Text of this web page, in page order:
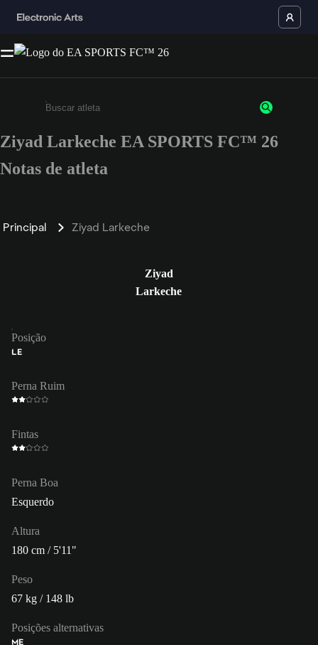
Insira pelo menos 3 caracteres ou números
Ziyad Larkeche EA SPORTS FC™ 26
Notas de atleta
Principal Ziyad Larkeche
Ziyad
Larkeche
Posição
LE
Perna Ruim
Fintas
Perna Boa
Esquerdo
Altura
180 cm / 5'11"
Peso
67 kg / 148 lb
Posições alternativas
ME